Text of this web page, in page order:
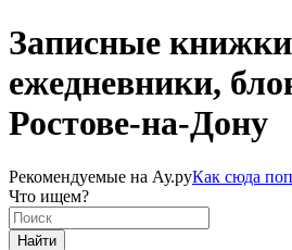
Записные
ежедневники,
Ростове-на-Дону
Рекомендуемые на Ау.руКак сюда
Что ищем?
Найти